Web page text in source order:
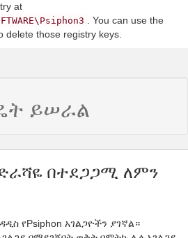
at
. You can use the
delete those registry keys.
ይሠራል
በተደጋጋሚ ለምን
የPsiphon አገልጋዮችን ያገኛል።